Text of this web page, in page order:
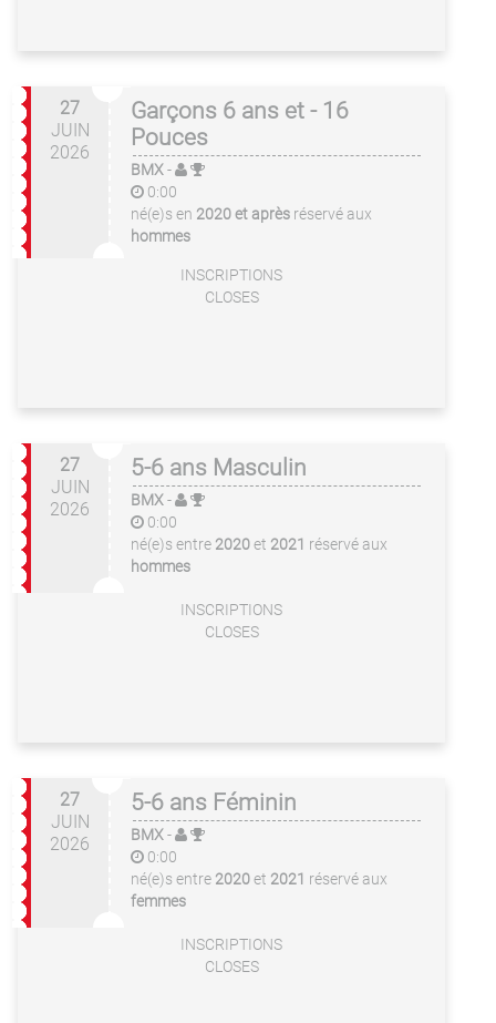
27
JUIN
2026
Garçons 6 ans et - 16
Pouces
BMX-
0:00
né(e)s en 2020 et après réservé aux
hommes
INSCRIPTIONS
CLOSES
27
JUIN
2026
5-6 ans Masculin
BMX-
0:00
né(e)s entre 2020et 2021 réservé aux
hommes
INSCRIPTIONS
CLOSES
27
JUIN
2026
5-6 ans Féminin
BMX-
0:00
né(e)s entre 2020et 2021 réservé aux
femmes
INSCRIPTIONS
CLOSES